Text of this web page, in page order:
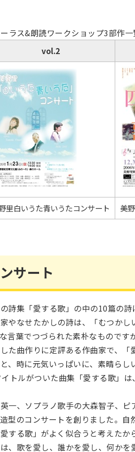
ラス&朗読ワークショップ3部作一
vol.2
里白いうた青いうたコンサート 美
サート
詩集「愛する歌」の中の10篇の
やなせたかしの詩は、「むつか
言葉でつづられた素朴なものです
た曲作りに定評ある作曲家で、
、時に元気いっぱいに、素晴らし
イトルがついた曲集「愛する歌」
一、ソプラノ歌手の大森智子、
型のコンサートを創りました。
する歌」がよく似合うと考えたか
、歌を愛し、誰かを愛し、何かを